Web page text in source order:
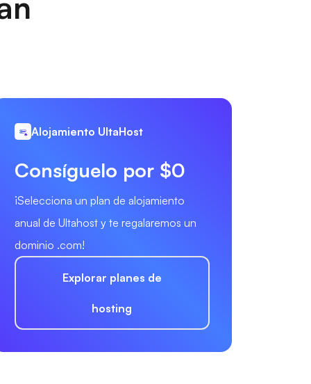
Alojamiento UltaHost
Consíguelo por $0
¡Selecciona un plan de alojamiento
anual de Ultahost y te regalaremos un
dominio .com!
Explorar planes de
hosting